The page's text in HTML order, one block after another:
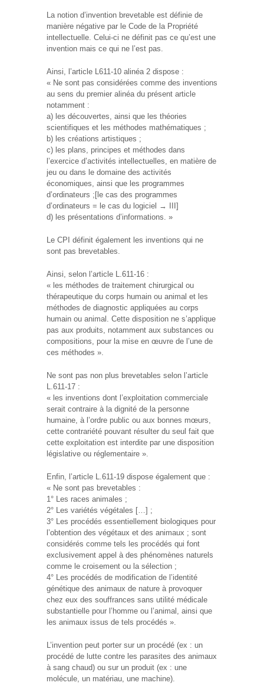
La notion d’invention brevetable est définie de
manière négative par le Code de la Propriété
intellectuelle. Celui-ci ne définit pas ce qu’est une
invention mais ce qui ne l’est pas.
Ainsi, l’article L611-10 alinéa 2 dispose :
« Ne sont pas considérées comme des inventions
au sens du premier alinéa du présent article
notamment :
a) les découvertes, ainsi que les théories
scientifiques et les méthodes mathématiques ;
b) les créations artistiques ;
c) les plans, principes et méthodes dans
l’exercice d’activités intellectuelles, en matière de
jeu ou dans le domaine des activités
économiques, ainsi que les programmes
d’ordinateurs ;[le cas des programmes
d’ordinateurs = le cas du logiciel → III]
d) les présentations d’informations. »
Le CPI définit également les inventions qui ne
sont pas brevetables.
Ainsi, selon l’article L.611-16 :
« les méthodes de traitement chirurgical ou
thérapeutique du corps humain ou animal et les
méthodes de diagnostic appliquées au corps
humain ou animal. Cette disposition ne s’applique
pas aux produits, notamment aux substances ou
compositions, pour la mise en œuvre de l’une de
ces méthodes ».
Ne sont pas non plus brevetables selon l’article
L.611-17 :
« les inventions dont l’exploitation commerciale
serait contraire à la dignité de la personne
humaine, à l’ordre public ou aux bonnes mœurs,
cette contrariété pouvant résulter du seul fait que
cette exploitation est interdite par une disposition
législative ou réglementaire ».
Enfin, l’article L.611-19 dispose également que :
« Ne sont pas brevetables :
1° Les races animales ;
2° Les variétés végétales […] ;
3° Les procédés essentiellement biologiques pour
l’obtention des végétaux et des animaux ; sont
considérés comme tels les procédés qui font
exclusivement appel à des phénomènes naturels
comme le croisement ou la sélection ;
4° Les procédés de modification de l’identité
génétique des animaux de nature à provoquer
chez eux des souffrances sans utilité médicale
substantielle pour l’homme ou l’animal, ainsi que
les animaux issus de tels procédés ».
L’invention peut porter sur un procédé (ex : un
procédé de lutte contre les parasites des animaux
à sang chaud) ou sur un produit (ex : une
molécule, un matériau, une machine).